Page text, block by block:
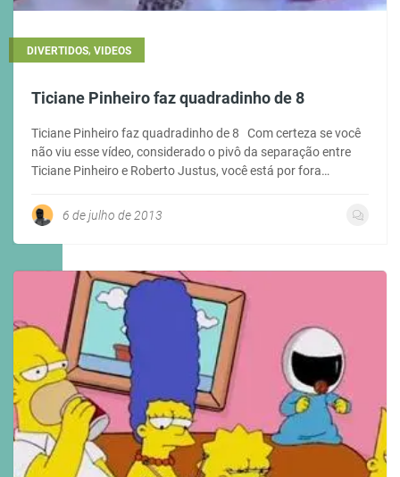
DIVERTIDOS, VIDEOS
Ticiane Pinheiro faz quadradinho de 8
Ticiane Pinheiro faz quadradinho de 8 Com certeza se você
não viu esse vídeo, considerado o pivô da separação entre
Ticiane Pinheiro e Roberto Justus, você está por fora…
6 de julho de 2013